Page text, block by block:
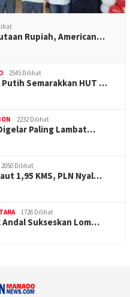
Rupiah, American…
2545 Dilihat
Putih Semarakkan HUT …
2232 Dilihat
Paling Lambat…
2050 Dilihat
1,95 KMS, PLN Nyal…
1726 Dilihat
Sukseskan Lom…